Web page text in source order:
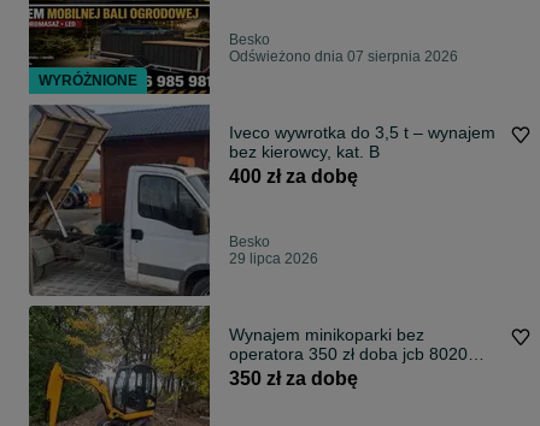
Besko
Odświeżono dnia 07 sierpnia 2026
Iveco wywrotka do 3,5 t – wynajem
bez kierowcy, kat. B
400 zł za dobę
Besko
29 lipca 2026
Wynajem minikoparki bez
operatora 350 zł doba jcb 8020
usługi
350 zł za dobę
WYRÓŻNIONE